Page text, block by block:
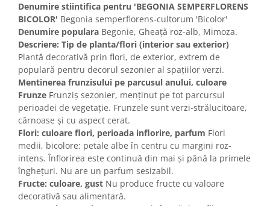
Denumire stiintifica pentru 'BEGONIA SEMPERFLORENS
BICOLOR' Begonia semperflorens-cultorum 'Bicolor'
Denumire populara Begonie, Gheață roz-alb, Mimoza.
Descriere: Tip de planta/flori (interior sau exterior)
Plantă decorativă prin flori, de exterior, extrem de
populară pentru decorul sezonier al spațiilor verzi.
Mentinerea frunzisului pe parcusul anului, culoare
Frunze Frunziș sezonier, menținut pe tot parcursul
perioadei de vegetație. Frunzele sunt verzi-strălucitoare,
cărnoase și cu aspect cerat.
Flori: culoare flori, perioada inflorire, parfum Flori
medii, bicolore: petale albe în centru cu margini roz-
intens. Înflorirea este continuă din mai și până la primele
înghețuri. Nu are un parfum sesizabil.
Fructe: culoare, gust Nu produce fructe cu valoare
decorativă sau alimentară.